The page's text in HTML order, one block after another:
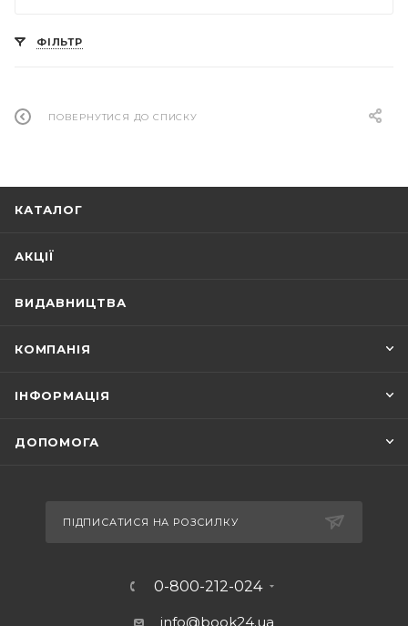
відзначити популярну серію книг
іноземну мову, розвивають увагу та пам'ять.
ФІЛЬТР
ПОВЕРНУТИСЯ ДО СПИСКУ
КАТАЛОГ
АКЦІЇ
ВИДАВНИЦТВА
КОМПАНІЯ
ІНФОРМАЦІЯ
ДОПОМОГА
ПІДПИСАТИСЯ НА РОЗСИЛКУ
0-800-212-024
info@book24.ua